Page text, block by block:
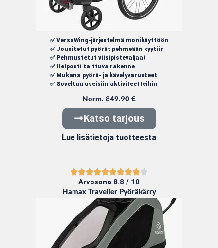
✅ VersaWing-järjestelmä monikäyttöön
✅ Jousitetut pyörät pehmeään kyytiin
✅ Pehmustetut viisipistevaljaat
✅ Helposti taittuva rakenne
✅ Mukana pyörä- ja kävelyvarusteet
✅ Soveltuu useisiin aktiviteetteihin
Norm. 849.90 €
Katso tarjous
Lue lisätietoja tuotteesta
Arvosana 8.8 / 10
Hamax Traveller Pyöräkärry